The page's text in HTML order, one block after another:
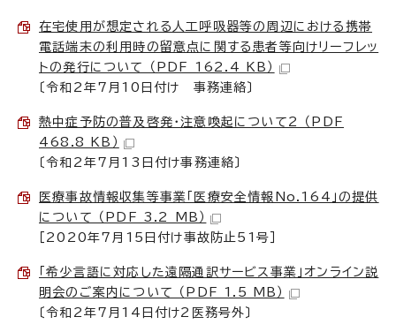
在宅使用が想定される人工呼吸器等の周辺における携帯
電話端末の利用時の留意点に関する患者等向けリーフレッ
トの発行について （PDF 162.4 KB）
〔令和2年7月10日付け 事務連絡〕
熱中症予防の普及啓発・注意喚起について2 （PDF
468.8 KB）
〔令和2年7月13日付け事務連絡〕
医療事故情報収集等事業「医療安全情報No.164」の提供
について （PDF 3.2 MB）
［2020年7月15日付け事故防止51号］
「希少言語に対応した遠隔通訳サービス事業」オンライン説
明会のご案内について （PDF 1.5 MB）
〔令和2年7月14日付け2医務号外〕